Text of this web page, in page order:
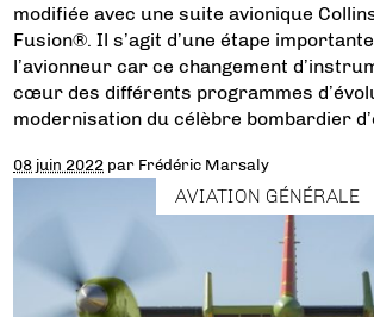
modifiée avec une suite avionique
Fusion®. Il s’agit d’une étape
l’avionneur car ce changement
cœur des différents programmes
modernisation du célèbre bombardier
08 juin 2022 par Frédéric Marsaly
AVIATION GÉNÉRALE